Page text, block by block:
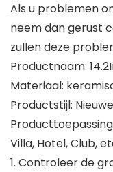
Als u problemen
neem dan gerust
zullen deze
Productnaam:
Materiaal:
Productstijl:
Villa, Hotel, Club,
1. Controleer de